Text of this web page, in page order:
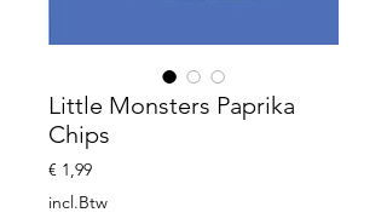
Little Monsters Paprika
Chips
€ 1,99Prijs
incl.Btw